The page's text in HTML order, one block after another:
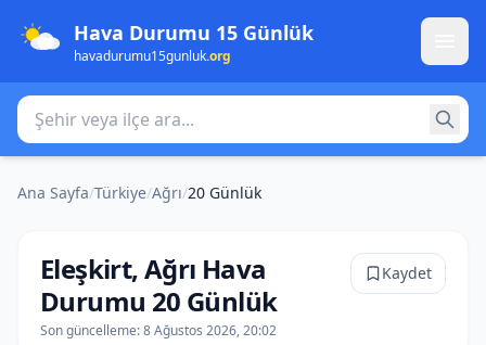
Hava Durumu 15 Günlük
havadurumu15gunluk.org
Şehir veya ilçe ara
Ana Sayfa/Türkiye/Ağrı/20 Günlük
Eleşkirt, Ağrı Hava
Durumu 20 Günlük
Son güncelleme:8 Ağustos 2026, 20:02
Kaydet